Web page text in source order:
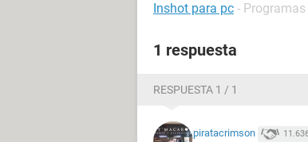
Inshot para pc -
1 respuesta
RESPUESTA 1 / 1
piratacrimson